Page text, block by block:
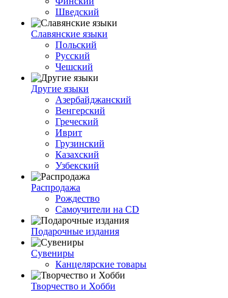
Шведский
Славянские языки
Польский
Русский
Чешский
Другие языки
Азербайджанский
Венгерский
Греческий
Иврит
Грузинский
Казахский
Узбекский
Распродажа
Рождество
Самоучители на CD
Подарочные издания
Сувениры
Канцелярские товары
Творчество и Хобби